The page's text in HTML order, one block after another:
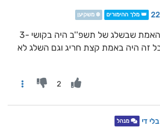
👑 מלך ההימורים ❄️ משקיען
האמת שבשלג של תשפ''ב היה בקושי -3
זה היה באמת קצת חריג וגם השלג לא
2
די מנהל